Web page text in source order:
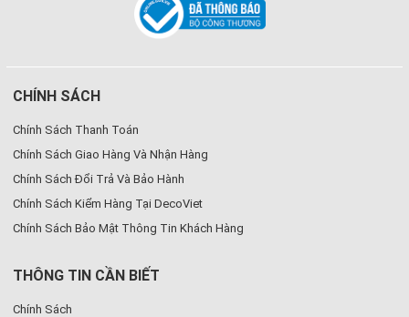
CHÍNH SÁCH
Chính Sách Thanh Toán
Chính Sách Giao Hàng Và Nhận Hàng
Chính Sách Đổi Trả Và Bảo Hành
Chính Sách Kiểm Hàng Tại DecoViet
Chính Sách Bảo Mật Thông Tin Khách Hàng
THÔNG TIN CẦN BIẾT
Chính Sách